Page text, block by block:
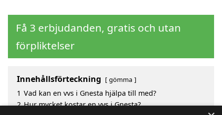
Få 3 erbjudanden, gratis och utan
förpliktelser
Innehållsförteckning gömma
1 Vad kan en vvs i Gnesta hjälpa till med?
2 Hur mycket kostar en vvs i Gnesta?